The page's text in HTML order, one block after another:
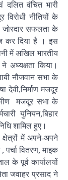
दलित वंचित भारी
नीतियों के
जोरदार सफलता के
कर दिया है । इस
में अखिल भारतीय
अध्यक्षता किया।
नौजवान सभा के
देवी,निर्माण मजदूर
मजदूर सभा के
युनियन,बिहार
शामिल हुए।
में अपने-अपने
पर्चा वितरण, माइक
के पूर्व कार्यालयों
जवाहर प्रसाद ने